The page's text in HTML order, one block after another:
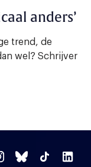
anders’
trend, de
wel? Schrijver